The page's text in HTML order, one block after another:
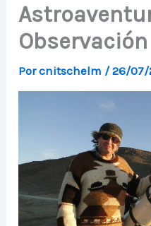
Porcnitschelm /26/07/